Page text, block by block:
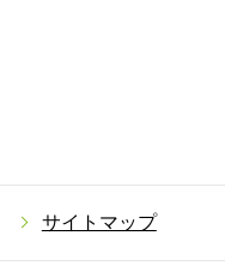
サイトマップ